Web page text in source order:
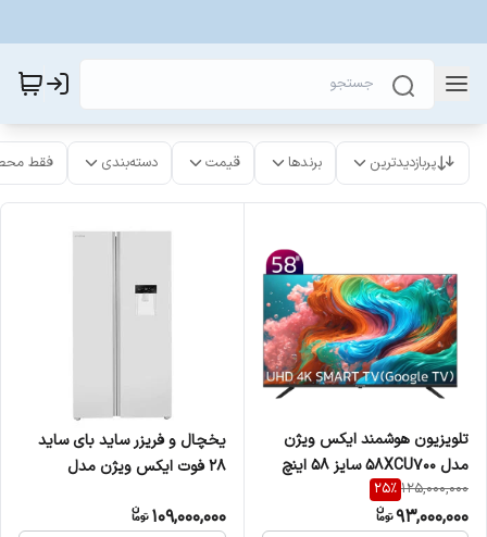
پربازدیدترین برندها قیمت دسته‌بندی فقط
تلویزیون هوشمند ایکس ویژن
مدل 58XCU700 سایز ۵۸ اینچ
125,000,000
25%
93,000,000
یخچال و فریزر ساید بای ساید
28 فوت ایکس ویژن مدل
109,000,000